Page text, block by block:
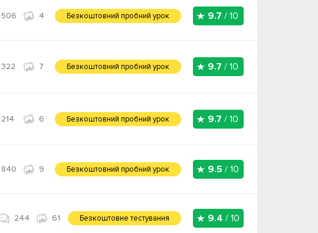
506 4 Безкоштовний пробний урок 9.7 / 10
322 7 Безкоштовний пробний урок 9.7 / 10
214 6 Безкоштовний пробний урок 9.7 / 10
840 9 Безкоштовний пробний урок 9.5 / 10
244 61 Безкоштовне тестування 9.4 / 10